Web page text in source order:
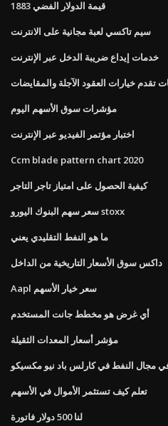
قيمة الدولار الفضي 1883
سيم تاكسي لعبة مجانية على الانترنت
خدمات إيداع ضريبة الدخل عبر الإنترنت
مؤشرات سوق الأسهم اليوم
اختبار مؤتمر الفيديو عبر الإنترنت
Ccm blade pattern chart 2020
كيفية الحصول على امتياز تاجر التاجر
سعر سهم البنوك اليورو stoxx
ما هو النفط التقليدي يعني
داكس سوق الأسعار التاريخية من الداخل
Aapl سعر خيار الأسهم
أي غرض هو مخطط جانت المستخدم
مؤشر أسعار المعدات الثقيلة
مجال النفط في كارلس باد نيو مكسيكو
تعلم كيف تستثمر الأموال في الأسهم
لنا 500 دولار فاتورة